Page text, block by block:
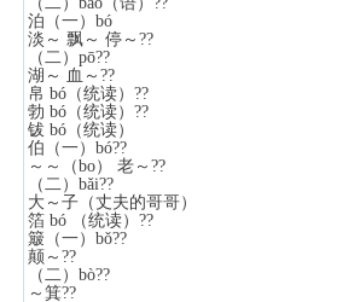
泊（一）bó
淡～ 飘～ 停～??
（二）pō??
湖～ 血～??
帛 bó（统读）??
勃 bó（统读）??
钹 bó（统读）
伯（一）bó??
～～（bo） 老～??
（二）bǎi??
大～子（丈夫的哥哥）
箔 bó （统读）??
簸（一）bǒ??
颠～??
（二）bò??
～箕??